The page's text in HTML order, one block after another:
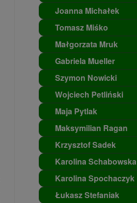
Joanna Michałek
Tomasz Miśko
Małgorzata Mruk
Gabriela Mueller
Szymon Nowicki
Wojciech Petliński
Maja Pytlak
Maksymilian Ragan
Krzysztof Sadek
Karolina Schabowska
Karolina Spochaczyk
Łukasz Stefaniak